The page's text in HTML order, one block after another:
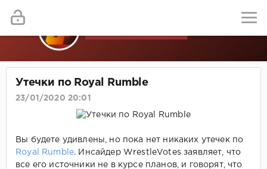
Утечки по Royal Rumble
23/01/2020 20:01
Вы будете удивлены, но пока нет никаких утечек по
Royal Rumble. Инсайдер WrestleVotes заявляет, что
все его источники не в курсе планов, и говорят, что